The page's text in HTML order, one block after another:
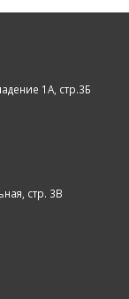
1А, стр.3Б
стр. 3В